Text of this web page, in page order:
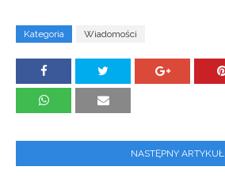
Kategoria Wiadomości
NASTĘPNY ARTYKUŁ